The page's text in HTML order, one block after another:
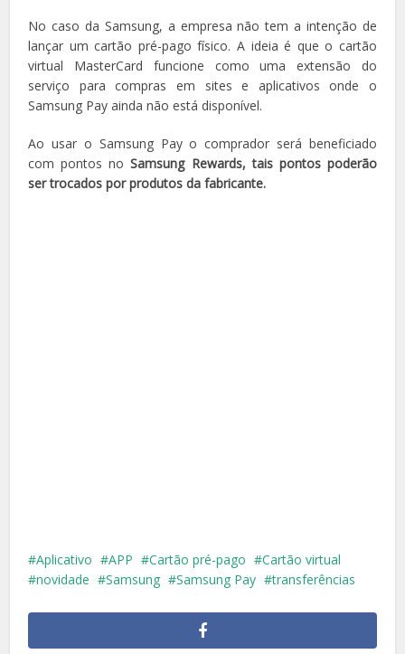
No caso da Samsung, a empresa não tem a intenção de
lançar um cartão pré-pago físico. A ideia é que o cartão
virtual MasterCard funcione como uma extensão do
serviço para compras em sites e aplicativos onde o
Samsung Pay ainda não está disponível.
Ao usar o Samsung Pay o comprador será beneficiado
com pontos noSamsung Rewards, tais pontos poderão
ser trocados por produtos da fabricante.
Aplicativo APP Cartão pré-pago
Cartão virtual
novidade
Samsung Samsung Pay transferências